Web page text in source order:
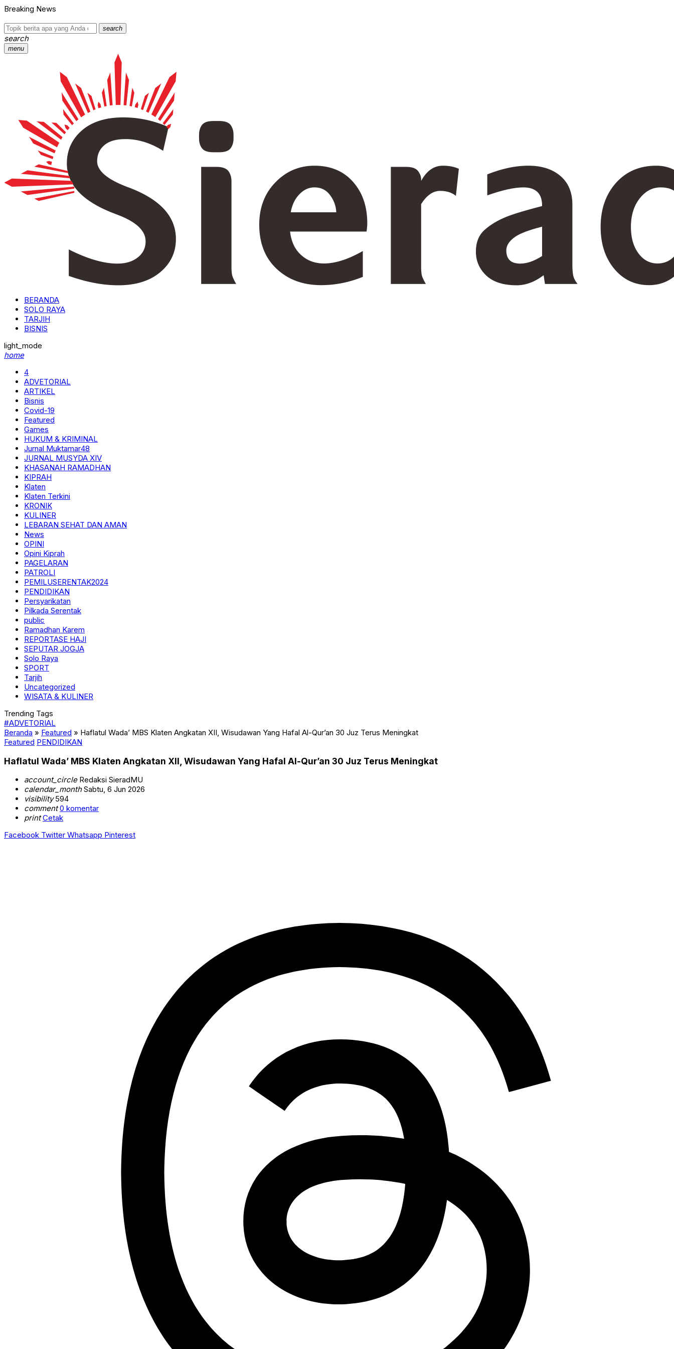
Breaking News
search
search
menu
BERANDA
SOLO RAYA
TARJIH
BISNIS
light_mode
home
4
ADVETORIAL
ARTIKEL
Bisnis
Covid-19
Featured
Games
HUKUM & KRIMINAL
Jurnal Muktamar48
JURNAL MUSYDA XIV
KHASANAH RAMADHAN
KIPRAH
Klaten
Klaten Terkini
KRONIK
KULINER
LEBARAN SEHAT DAN AMAN
News
OPINI
Opini Kiprah
PAGELARAN
PATROLI
PEMILUSERENTAK2024
PENDIDIKAN
Persyarikatan
Pilkada Serentak
public
Ramadhan Karem
REPORTASE HAJI
SEPUTAR JOGJA
Solo Raya
SPORT
Tarjih
Uncategorized
WISATA & KULINER
Trending Tags
#ADVETORIAL
Beranda » Featured » Haflatul Wada’ MBS Klaten Angkatan XII, Wisudawan Yang Hafal Al-Qur’an 30 Juz Terus Meningkat
Featured PENDIDIKAN
Haflatul Wada’ MBS Klaten Angkatan XII, Wisudawan Yang Hafal Al-Qur’an 30 Juz Terus Meningkat
account_circleRedaksi SieradMU
calendar_monthSabtu, 6 Jun 2026
visibility594
comment 0 komentar
print Cetak
Facebook Twitter Whatsapp Pinterest